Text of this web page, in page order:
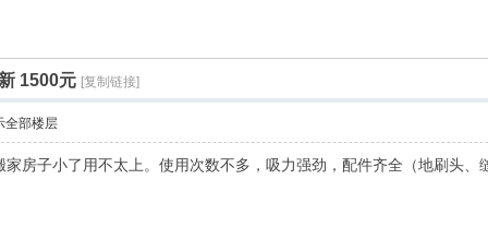
1500元 [复制链接]
全部楼层
房子小了用不太上。使用次数不多，吸力强劲，配件齐全（地刷头